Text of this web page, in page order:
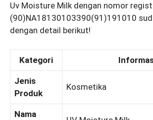
Uv Moisture Milk dengan nomor
(90)NA18130103390(91)191010
dengan detail berikut!
Kategori
Jenis
Produk
Kosmetika
Nama